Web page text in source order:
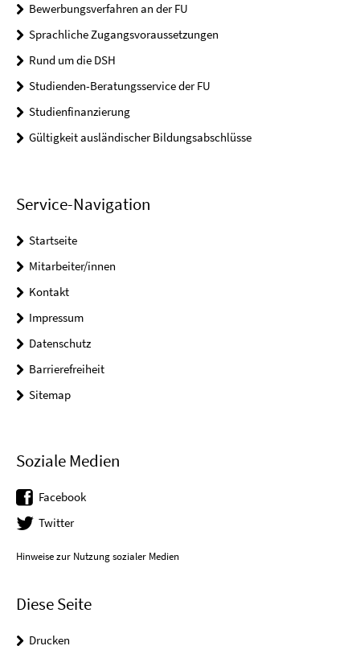
Bewerbungsverfahren an der FU
Sprachliche Zugangsvoraussetzungen
Rund um die DSH
Studienden-Beratungsservice der FU
Studienfinanzierung
Gültigkeit ausländischer Bildungsabschlüsse
Service-Navigation
Startseite
Mitarbeiter/innen
Kontakt
Impressum
Datenschutz
Barrierefreiheit
Sitemap
Soziale Medien
Facebook
Twitter
Hinweise zur Nutzung sozialer Medien
Diese Seite
Drucken